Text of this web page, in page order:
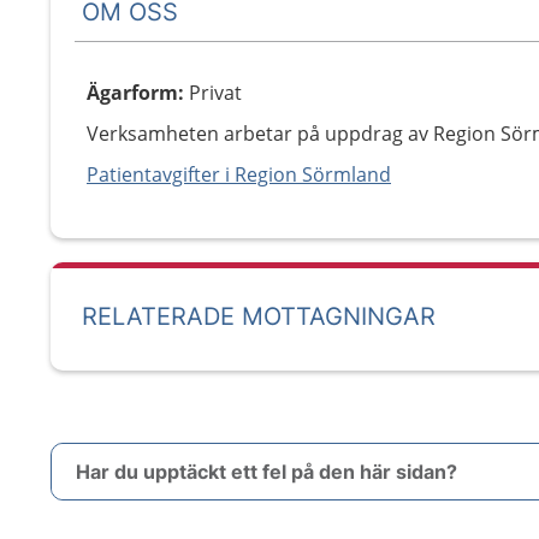
OM OSS
Ägarform: Privat
Verksamheten arbetar på uppdrag av Region
Patientavgifter i Region Sörmland
RELATERADE MOTTAGNINGAR
Har du upptäckt ett fel på den här sidan?